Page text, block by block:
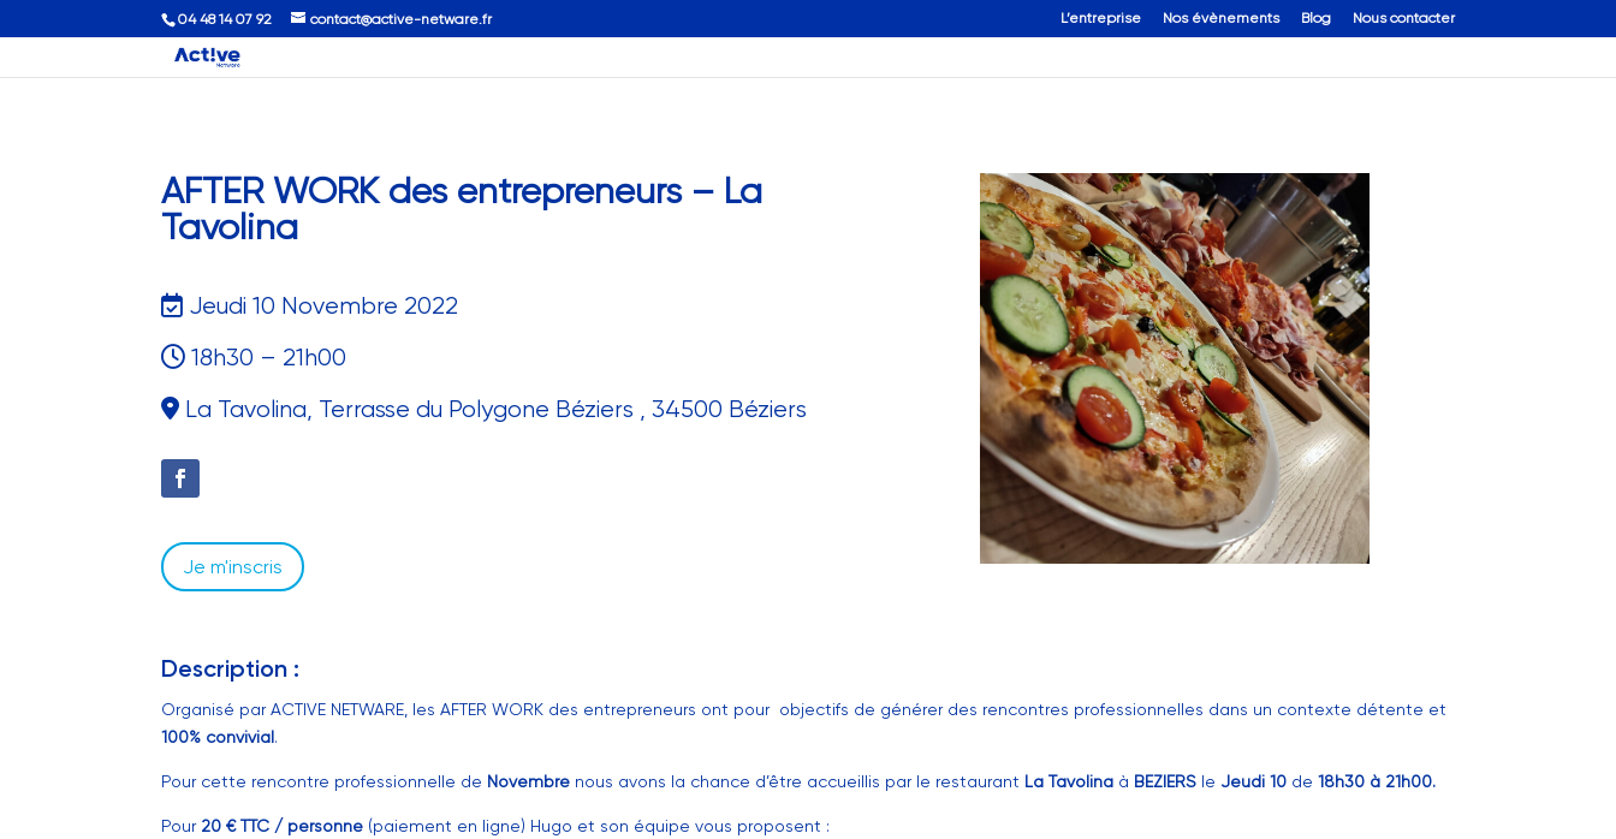
04 48 14 07 92 contact@active-netware.fr L’entreprise Nos évènements Blog Nous contacter
AFTER WORK des entrepreneurs – La
Tavolina
Jeudi 10 Novembre 2022
18h30 – 21h00
La Tavolina, Terrasse du Polygone Béziers , 34500 Béziers
Je m'inscris
Description :
Organisé par ACTIVE NETWARE, les AFTER WORK des entrepreneurs ont pour objectifs de générer des rencontres professionnelles dans un contexte détente et
100% convivial.
Pour cette rencontre professionnelle de Novembre nous avons la chance d’être accueillis par le restaurant La Tavolina à BEZIERS le Jeudi 10 de 18h30 à 21h00.
Pour20 € TTC / personne (paiement en ligne) Hugo et son équipe vous proposent :